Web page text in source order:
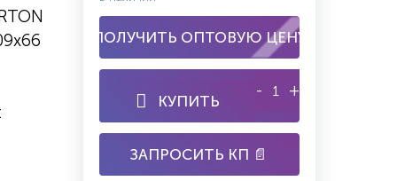
ПОЛУЧИТЬ ОПТОВУЮ ЦЕНУ
КУПИТЬ
- +
ЗАПРОСИТЬ КП 📄